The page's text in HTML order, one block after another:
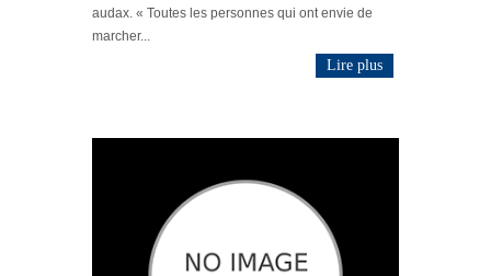
audax. « Toutes les personnes qui ont envie de
marcher...
Lire plus